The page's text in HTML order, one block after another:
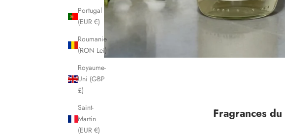
Portugal
(EUR €)
Roumanie
(RON Lei)
Royaume-
Uni (GBP
£)
Saint-
Martin
(EUR €)
Fragrances du